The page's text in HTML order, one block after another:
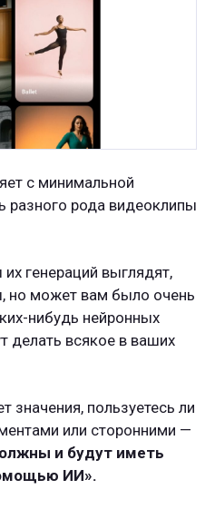
с минимальной
разного рода видеоклипы
генераций выглядят,
но может вам было очень
нибудь нейронных
делать всякое в ваших
пользуетесь ли
или сторонними —
и будут иметь
ИИ».